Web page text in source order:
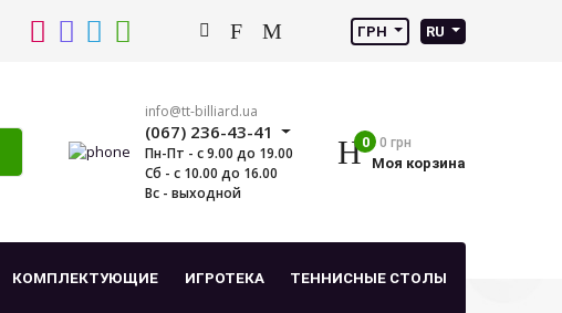
ГРН RU
info@tt-billiard.ua
(067) 236-43-41
Пн-Пт - с 9.00 до 19.00
Сб - с 10.00 до 16.00
Вс - выходной
0 0 грн
Моя корзина
КОМПЛЕКТУЮЩИЕ ИГРОТЕКА ТЕННИСНЫЕ СТОЛЫ